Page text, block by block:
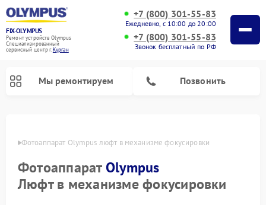
FIX-OLYMPUS
Ремонт устройств Olympus
Специализированный
cервисный центр г.Курган
+7 (800) 301-55-83
Ежедневно, с 10:00 до 20:00
+7 (800) 301-55-83
Звонок бесплатный по РФ
Мы ремонтируем Позвонить
Фотоаппарат Olympus люфт в механизме фокусировки
Фотоаппарат Olympus
Люфт в механизме фокусировки